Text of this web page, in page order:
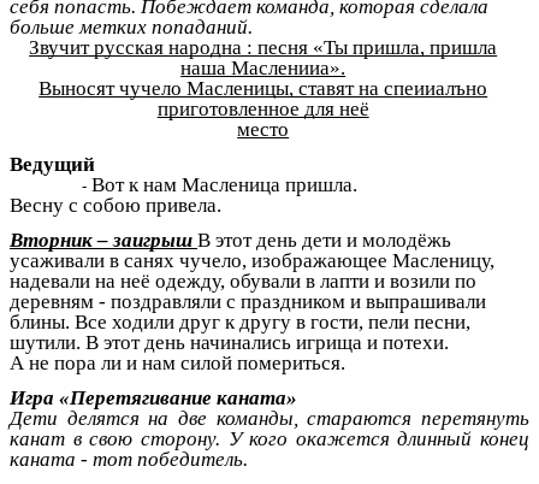
себя попасть. Побеждает команда, которая сделала
больше метких попаданий.
Звучит русская народна : песня «Ты пришла, пришла
наша Масленииа».
Выносят чучело Масленицы, ставят на спеииалъно
приготовленное для неё
место
Ведущий
Вот к нам Масленица пришла.
Весну с собою привела.
Вторник – заигрыш В этот день дети и молодёжь
усаживали в санях чучело, изображающее Масленицу,
надевали на неё одежду, обували в лапти и возили по
деревням - поздравляли с праздником и выпрашивали
блины. Все ходили друг к другу в гости, пели песни,
шутили. В этот день начинались игрища и потехи.
А не пора ли и нам силой помериться.
Игра «Перетягивание каната»
Дети делятся на две команды, стараются перетянуть
канат в свою сторону. У кого окажется длинный конец
каната - тот победитель.